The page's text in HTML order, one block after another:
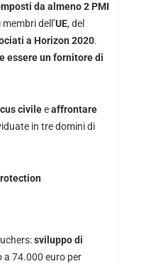
da almeno 2 PMI
dell’UE, del
a Horizon 2020.
essere un fornitore di
civileeaffrontare
in tre domini di
sviluppo di
74.000 euro per